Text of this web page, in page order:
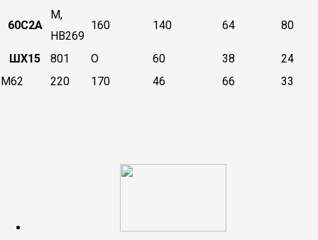
60С2А
М,
НВ269
160 140 64 80
ШХ15 801 О 60 38
24
М62
220 170 46 66 33